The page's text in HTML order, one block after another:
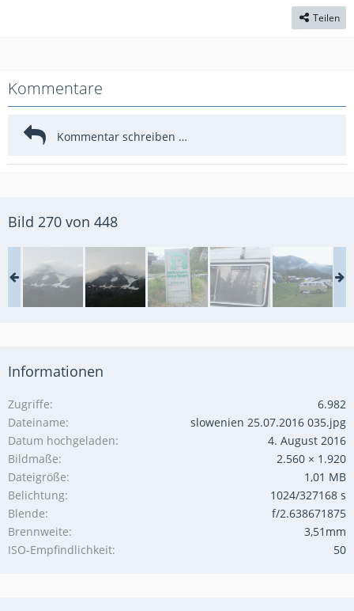
Teilen
Kommentare
Bild 270 von 448
Informationen
Zugriffe
6.982
Dateiname
slowenien 25.07.2016 035.jpg
Datum hochgeladen
4. August 2016
Bildmaße
2.560 × 1.920
Dateigröße
1,01 MB
Belichtung
1024/327168 s
Blende
f/2.638671875
Brennweite
3,51mm
ISO-Empfindlichkeit
50